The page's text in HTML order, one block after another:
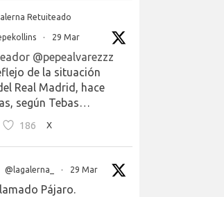
Retuiteado
· 29 Mar
@pepealvarezzz
de la situación
Real Madrid, hace
según Tebas…
186 X
@lagalerna_ · 29 Mar
Pájaro.